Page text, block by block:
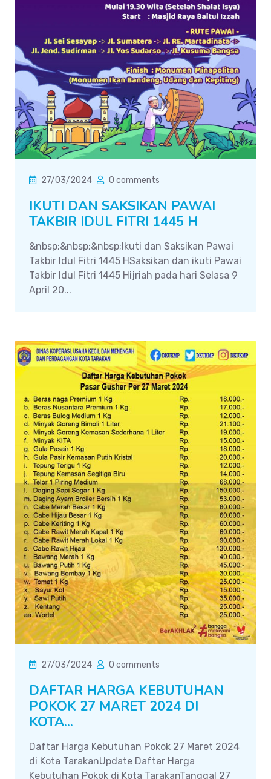
27/03/2024 0 comments
IKUTI DAN SAKSIKAN PAWAI
TAKBIR IDUL FITRI 1445 H
&nbsp;&nbsp;&nbsp;Ikuti dan Saksikan Pawai
Takbir Idul Fitri 1445 HSaksikan dan ikuti Pawai
Takbir Idul Fitri 1445 Hijriah pada hari Selasa 9
April 20...
27/03/2024 0 comments
DAFTAR HARGA KEBUTUHAN
POKOK 27 MARET 2024 DI
KOTA...
Daftar Harga Kebutuhan Pokok 27 Maret 2024
di Kota TarakanUpdate Daftar Harga
Kebutuhan Pokok di Kota TarakanTanggal 27